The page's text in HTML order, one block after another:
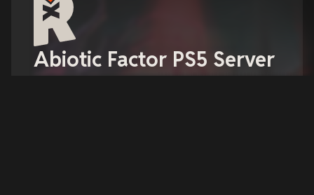
Abiotic Factor PS5 Server